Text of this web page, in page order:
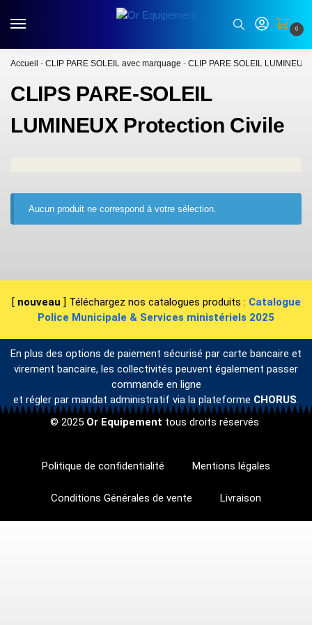
0
Accueil - CLIP PARE SOLEIL avec marquage - CLIP PARE SOLEIL LUMINEUX
CLIPS PARE-SOLEIL
LUMINEUX Protection Civile
Aucun produit ne correspond à votre sélection.
[ nouveau ] Téléchargez nos catalogues produits : Catalogue
Police Municipale & Services ministériels 2025
En plus des options de paiement sécurisé par carte bancaire et
virement bancaire, les collectivités peuvent également passer
commande en ligne
et régler par mandat administratif via la plateforme CHORUS.
© 2025 Or Equipement tous droits réservés
Politique de confidentialité Mentions légales
Conditions Générales de vente Livraison